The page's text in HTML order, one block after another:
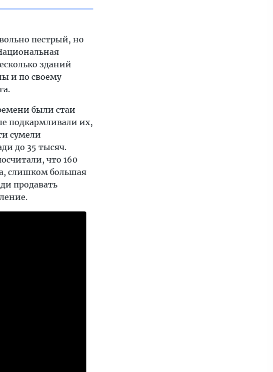
пестрый, но
зданий
и по своему
были стаи
подкармливали их,
сумели
до 35 тысяч.
что 160
слишком большая
продавать